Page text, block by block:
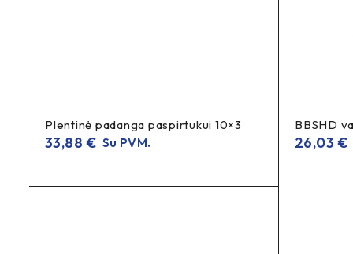
Plentinė padanga paspirtukui 10×3
33,88€ Su PVM.
BBSHD
26,03€